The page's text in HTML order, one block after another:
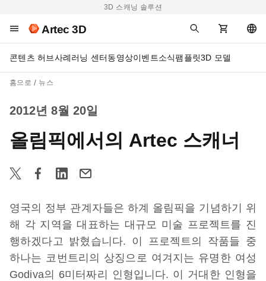
3D 스캐닝 솔루션
Artec 3D
콘텐츠 허브사례러닝 센터동영상이벤트소식팸플릿3D 모델
홈으로 뉴스
2012년 8월 20일
올림픽에서의 Artec 스캐너
영국의 정부 관계자들은 하계 올림픽을 기념하기 위
해 각 지역을 대표하는 대규모 미술 프로젝트를 진
행하겠다고 밝혔습니다. 이 프로젝트의 작품들 중
하나는 코번트리의 상징으로 여겨지는 유명한 여성
Godiva의 6미터짜리 인형입니다. 이 거대한 인형을